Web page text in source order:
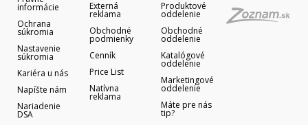
informácie
Ochrana
súkromia
Nastavenie
súkromia
Kariéra u nás
Napíšte nám
Nariadenie
DSA
Externá
reklama
Obchodné
podmienky
Cenník
Price List
Natívna
reklama
Produktové
oddelenie
Obchodné
oddelenie
Katalógové
oddelenie
Marketingové
oddelenie
Máte pre nás
tip?